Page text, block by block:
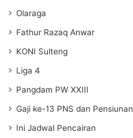
Olaraga
Fathur Razaq Anwar
KONI Sulteng
Liga 4
Pangdam PW XXIII
Gaji ke-13 PNS dan Pensiunan
Ini Jadwal Pencairan